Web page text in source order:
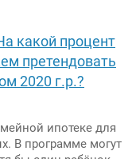
какой процент
претендовать
2020 г.р.?
ипотеке для
В программе могут